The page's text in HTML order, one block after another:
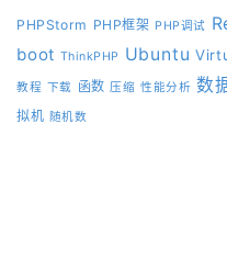
PHPStorm PHP框架 PHP调试
boot ThinkPHP Ubuntu
教程 下载 函数 压缩 性能分析 数
拟机 随机数